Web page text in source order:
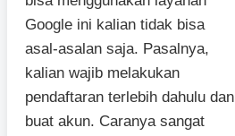
Google ini kalian tidak bisa
asal-asalan saja. Pasalnya,
kalian wajib melakukan
pendaftaran terlebih dahulu dan
buat akun. Caranya sangat